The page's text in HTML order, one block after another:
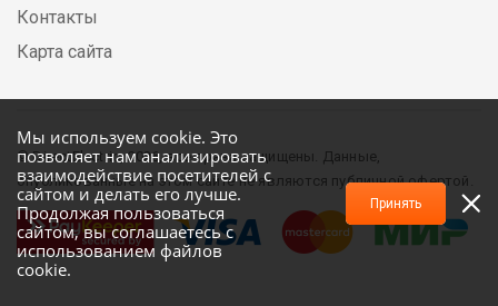
Мы используем cookie. Это
позволяет нам анализировать
взаимодействие посетителей с
сайтом и делать его лучше.
Продолжая пользоваться
сайтом, вы соглашаетесь с
использованием файлов
cookie.
Принять
Контакты
Карта сайта
© DirectElectric, 2026, все права защищены. Данные,
опубликованные на этом сайте не являются публичной офертой.